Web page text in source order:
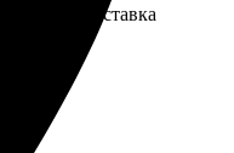
Доставка